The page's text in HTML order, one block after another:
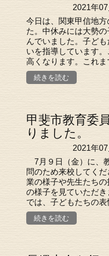
2021年07
今日は、関東甲信地
た。中休みには大勢
んでいました。子ど
いを指導しています
高くなります。これ
続きを読む
甲斐市教育委
りました。
2021年07
7月９日（金）に、
問のため来校してく
業の様子や先生たち
の様子を見ていただ
では、子どもたちの
続きを読む